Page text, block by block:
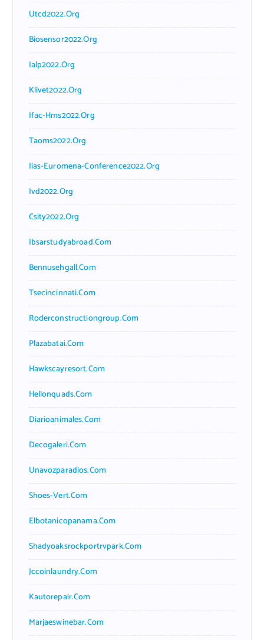
Utcd2022.org
Biosensor2022.org
Ialp2022.org
Klivet2022.org
Ifac-Hms2022.org
Taoms2022.org
Iias-Euromena-Conference2022.org
Ivd2022.org
Csity2022.org
Ibsarstudyabroad.com
Bennusehgall.com
Tsecincinnati.com
Roderconstructiongroup.com
Plazabatai.com
Hawkscayresort.com
Hellonquads.com
Diarioanimales.com
Decogaleri.com
Unavozparadios.com
Shoes-Vert.com
Elbotanicopanama.com
Shadyoaksrockportrvpark.com
Jccoinlaundry.com
Kautorepair.com
Marjaeswinebar.com